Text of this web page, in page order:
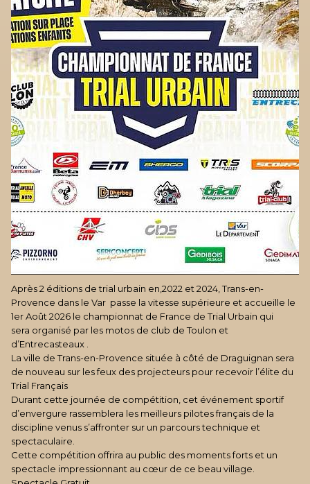
Après 2 éditions de trial urbain en,2022 et 2024, Trans-en-
Provence dans le Var passe la vitesse supérieure et accueille le
1er Août 2026 le championnat de France de Trial Urbain qui
sera organisé par les motos de club de Toulon et
d’Entrecasteaux .
La ville de Trans-en-Provence située à côté de Draguignan sera
de nouveau sur les feux des projecteurs pour recevoir l’élite du
Trial Français
Durant cette journée de compétition, cet événement sportif
d’envergure rassemblera les meilleurs pilotes français de la
discipline venus s’affronter sur un parcours technique et
spectaculaire.
Cette compétition offrira au public des moments forts et un
spectacle impressionnant au cœur de ce beau village.